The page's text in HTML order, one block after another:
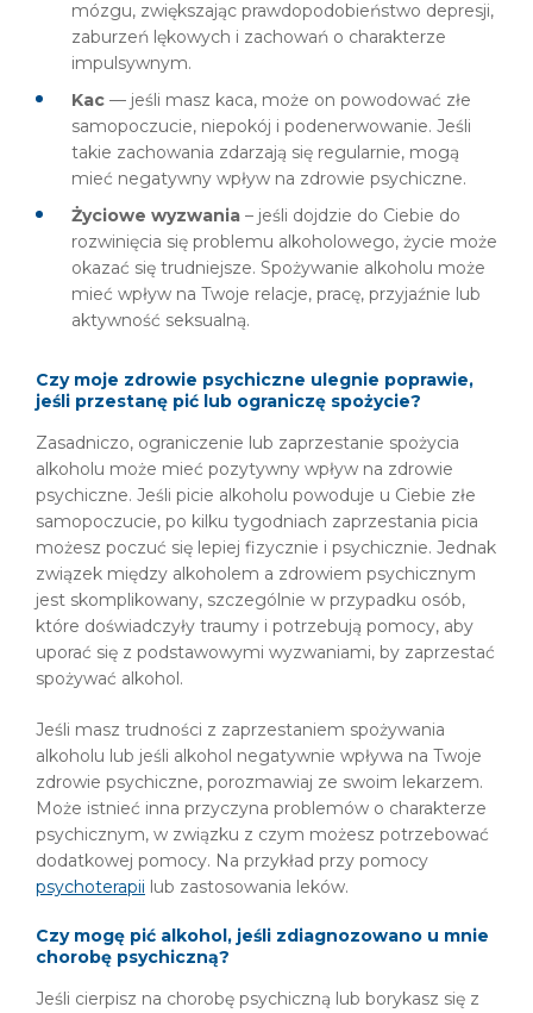
mózgu, zwiększając prawdopodobieństwo depresji,
zaburzeń lękowych i zachowań o charakterze
impulsywnym.
Kac — jeśli masz kaca, może on powodować złe
samopoczucie, niepokój i podenerwowanie. Jeśli
takie zachowania zdarzają się regularnie, mogą
mieć negatywny wpływ na zdrowie psychiczne.
Życiowe wyzwania – jeśli dojdzie do Ciebie do
rozwinięcia się problemu alkoholowego, życie może
okazać się trudniejsze. Spożywanie alkoholu może
mieć wpływ na Twoje relacje, pracę, przyjaźnie lub
aktywność seksualną.
Czy moje zdrowie psychiczne ulegnie poprawie,
jeśli przestanę pić lub ograniczę spożycie?
Zasadniczo, ograniczenie lub zaprzestanie spożycia
alkoholu może mieć pozytywny wpływ na zdrowie
psychiczne. Jeśli picie alkoholu powoduje u Ciebie złe
samopoczucie, po kilku tygodniach zaprzestania picia
możesz poczuć się lepiej fizycznie i psychicznie. Jednak
związek między alkoholem a zdrowiem psychicznym
jest skomplikowany, szczególnie w przypadku osób,
które doświadczyły traumy i potrzebują pomocy, aby
uporać się z podstawowymi wyzwaniami, by zaprzestać
spożywać alkohol.
Jeśli masz trudności z zaprzestaniem spożywania
alkoholu lub jeśli alkohol negatywnie wpływa na Twoje
zdrowie psychiczne, porozmawiaj ze swoim lekarzem.
Może istnieć inna przyczyna problemów o charakterze
psychicznym, w związku z czym możesz potrzebować
dodatkowej pomocy. Na przykład przy pomocy
psychoterapii lub zastosowania leków.
Czy mogę pić alkohol, jeśli zdiagnozowano u mnie
chorobę psychiczną?
Jeśli cierpisz na chorobę psychiczną lub borykasz się z